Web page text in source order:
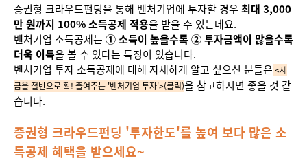
증권형 크라우드펀딩을 통해 벤처기업에 투자할 경우 최대 3,000
만 원까지 100% 소득공제 적용을 받을 수 있는데요.
벤처기업 소득공제는 ① 소득이 높을수록 ② 투자금액이 많을수록
더욱 이득을 볼 수 있다는 특징이 있습니다.
벤처기업 투자 소득공제에 대해 자세하게 알고 싶으신 분들은 <세
금을 절반으로 확! 줄여주는 '벤처기업 투자'>(클릭)을 참고하시면 좋을 것 같
습니다.
증권형 크라우드펀딩 '투자한도'를 높여 보다 많은 소
득공제 혜택을 받으세요~